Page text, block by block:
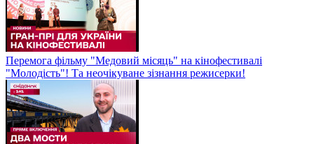
Перемога фільму "Медовий місяць" на кінофестивалі
"Молодість"! Та неочікуване зізнання режисерки!